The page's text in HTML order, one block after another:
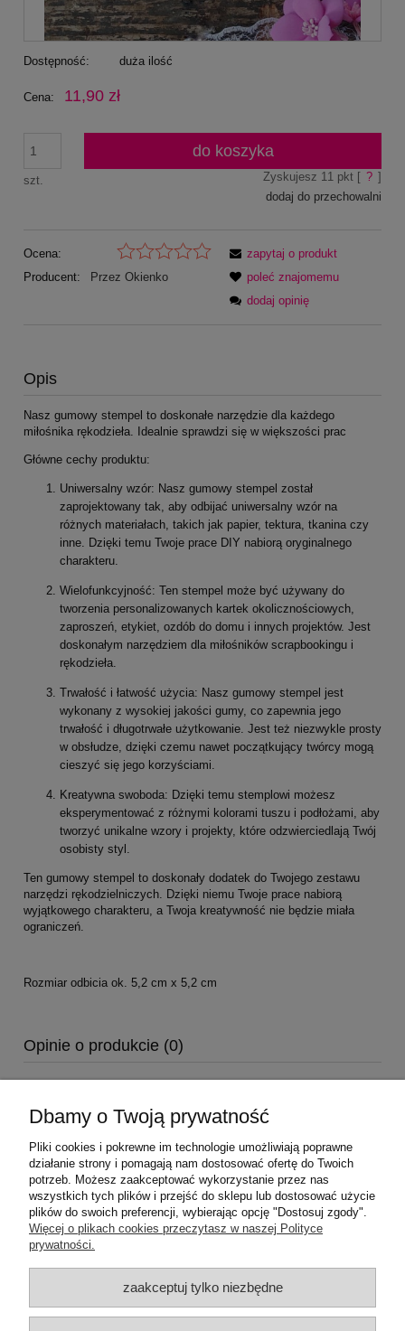
Dostępność: duża ilość
Cena: 11,90 zł
szt.
do koszyka
Zyskujesz 11 pkt [ ? ]
dodaj do przechowalni
Ocena:
Producent:
Przez Okienko
zapytaj o produkt
poleć znajomemu
dodaj opinię
Opis
Nasz gumowy stempel to doskonałe narzędzie dla każdego
miłośnika rękodzieła. Idealnie sprawdzi się w większości prac
Główne cechy produktu:
Uniwersalny wzór: Nasz gumowy stempel został
zaprojektowany tak, aby odbijać uniwersalny wzór na
różnych materiałach, takich jak papier, tektura, tkanina czy
inne. Dzięki temu Twoje prace DIY nabiorą oryginalnego
charakteru.
Wielofunkcyjność: Ten stempel może być używany do
tworzenia personalizowanych kartek okolicznościowych,
zaproszeń, etykiet, ozdób do domu i innych projektów. Jest
doskonałym narzędziem dla miłośników scrapbookingu i
rękodzieła.
Trwałość i łatwość użycia: Nasz gumowy stempel jest
wykonany z wysokiej jakości gumy, co zapewnia jego
trwałość i długotrwałe użytkowanie. Jest też niezwykle prosty
w obsłudze, dzięki czemu nawet początkujący twórcy mogą
cieszyć się jego korzyściami.
Kreatywna swoboda: Dzięki temu stemplowi możesz
eksperymentować z różnymi kolorami tuszu i podłożami, aby
tworzyć unikalne wzory i projekty, które odzwierciedlają Twój
osobisty styl.
Ten gumowy stempel to doskonały dodatek do Twojego zestawu
narzędzi rękodzielniczych. Dzięki niemu Twoje prace nabiorą
wyjątkowego charakteru, a Twoja kreatywność nie będzie miała
ograniczeń.
Rozmiar odbicia ok. 5,2 cm x 5,2 cm
Opinie o produkcie (0)
Pomoc
Moje konto
Płatności i dostawa
Dbamy o Twoją prywatność
Pliki cookies i pokrewne im technologie umożliwiają poprawne
działanie strony i pomagają nam dostosować ofertę do Twoich
potrzeb. Możesz zaakceptować wykorzystanie przez nas
wszystkich tych plików i przejść do sklepu lub dostosować użycie
plików do swoich preferencji, wybierając opcję "Dostosuj zgody".
Więcej o plikach cookies przeczytasz w naszej Polityce
prywatności.
zaakceptuj tylko niezbędne